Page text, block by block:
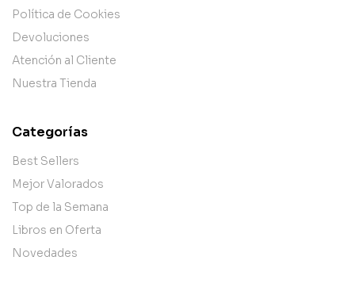
Política de Cookies
Devoluciones
Atención al Cliente
Nuestra Tienda
Categorías
Best Sellers
Mejor Valorados
Top de la Semana
Libros en Oferta
Novedades